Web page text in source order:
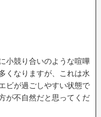
小競り合いのような喧嘩
くなりますが、これは水
ビが過ごしやすい状態で
が不自然だと思ってくだ